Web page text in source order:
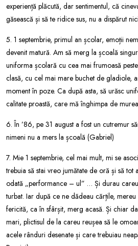
experiență plăcută, dar sentimentul, că
găsească și să te ridice sus, nu a dispărut
5. 1 septembrie, primul an școlar, emoții
devenit matură. Am să merg la școală
uniforma școlară cu cea mai frumoasă
clasă, cu cel mai mare buchet de gladiole,
moment în poze. Ca după asta, să urăsc
calitate proastă, care mă înghimpa de
6. În ’86, pe 31 august a fost un cutremur
nimeni nu a mers la școală (Gabriel)
7. Mie 1 septembrie, cel mai mult, mi se
trebuia să stai vreo jumătate de oră și să tot
odată „performance – ul” … Și durau
turbat. Iar după ce ne dădeau cărțile,
fericită, ca în sfârșit, merg acasă. Și chiar
mari, plictisul de la careu reușea să le
acele rânduri desenate și care trebuiau